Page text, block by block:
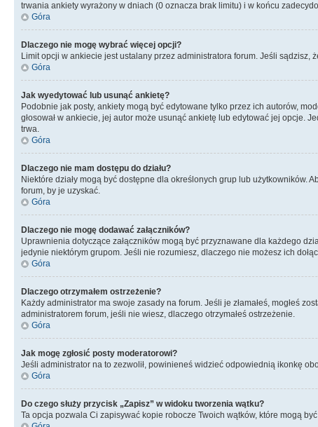
trwania ankiety wyrażony w dniach (0 oznacza brak limitu) i w końcu
Góra
Dlaczego nie mogę wybrać więcej opcji?
Limit opcji w ankiecie jest ustalany przez administratora forum. Jeśli
Góra
Jak wyedytować lub usunąć ankietę?
Podobnie jak posty, ankiety mogą być edytowane tylko przez ich autorów,
głosował w ankiecie, jej autor może usunąć ankietę lub edytować jej opcje.
trwa.
Góra
Dlaczego nie mam dostępu do działu?
Niektóre działy mogą być dostępne dla określonych grup lub
forum, by je uzyskać.
Góra
Dlaczego nie mogę dodawać załączników?
Uprawnienia dotyczące załączników mogą być przyznawane dla każdego
jedynie niektórym grupom. Jeśli nie rozumiesz, dlaczego nie możesz ich
Góra
Dlaczego otrzymałem ostrzeżenie?
Każdy administrator ma swoje zasady na forum. Jeśli je złamałeś, mogłeś
administratorem forum, jeśli nie wiesz, dlaczego otrzymałeś ostrzeżenie.
Góra
Jak mogę zgłosić posty moderatorowi?
Jeśli administrator na to zezwolił, powinieneś widzieć odpowiednią ikonkę
Góra
Do czego służy przycisk „Zapisz” w widoku tworzenia wątku?
Ta opcja pozwala Ci zapisywać kopie robocze Twoich wątków, które mogą